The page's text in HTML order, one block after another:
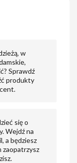
w
Sprawdź
produkty
się o
Wejdź na
a będziesz
zaopatrzysz